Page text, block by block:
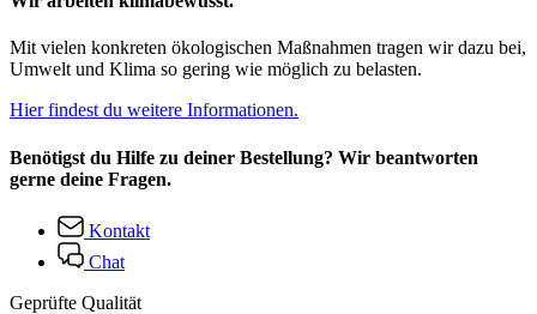
Mit vielen konkreten ökologischen Maßnahmen tragen wir dazu bei,
Umwelt und Klima so gering wie möglich zu belasten.
Hier findest du weitere Informationen.
Benötigst du Hilfe zu deiner Bestellung? Wir beantworten
gerne deine Fragen.
Kontakt
Chat
Geprüfte Qualität